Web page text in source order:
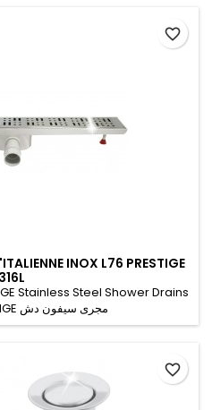
INOX L76 PRESTIGE
316L
Stainless Steel Shower Drains
favorite_border
favorite_border